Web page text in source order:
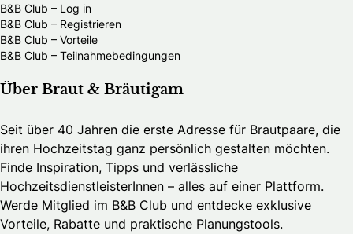
B&B Club – Log in
B&B Club – Registrieren
B&B Club – Vorteile
B&B Club – Teilnahmebedingungen
Über Braut & Bräutigam
Seit über 40 Jahren die erste Adresse für Brautpaare, die
ihren Hochzeitstag ganz persönlich gestalten möchten.
Finde Inspiration, Tipps und verlässliche
HochzeitsdienstleisterInnen – alles auf einer Plattform.
Werde Mitglied im B&B Club und entdecke exklusive
Vorteile, Rabatte und praktische Planungstools.